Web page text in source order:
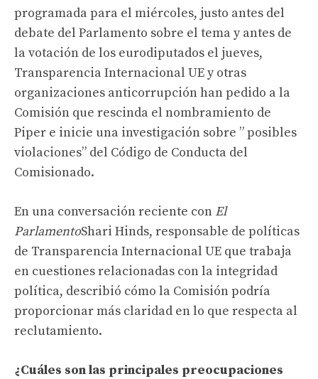
programada para el miércoles, justo antes del
debate del Parlamento sobre el tema y antes de
la votación de los eurodiputados el jueves,
Transparencia Internacional UE y otras
organizaciones anticorrupción han pedido a la
Comisión que rescinda el nombramiento de
Piper e inicie una investigación sobre ” posibles
violaciones” del Código de Conducta del
Comisionado.
En una conversación reciente con El
ParlamentoShari Hinds, responsable de políticas
de Transparencia Internacional UE que trabaja
en cuestiones relacionadas con la integridad
política, describió cómo la Comisión podría
proporcionar más claridad en lo que respecta al
reclutamiento.
¿Cuáles son las principales preocupaciones